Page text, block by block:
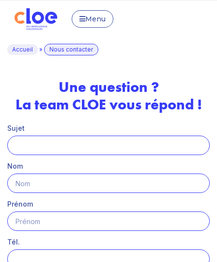
Menu
Accueil » Nous contacter
Une question ?
La team CLOE vous répond !
Sujet
Nom
Prénom
Tél.